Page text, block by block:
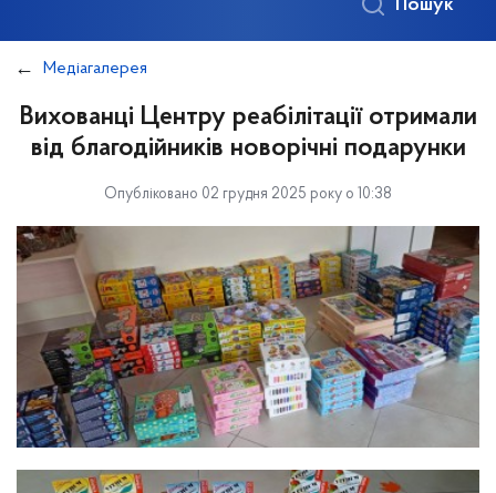
Пошук
Медіагалерея
Вихованці Центру реабілітації отримали
від благодійників новорічні подарунки
Опубліковано 02 грудня 2025 року о 10:38